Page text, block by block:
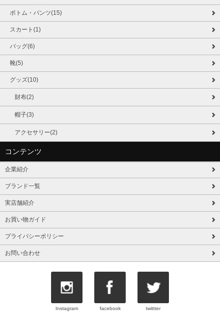
ボトム・パンツ(15)
スカート(1)
バッグ(6)
靴(5)
グッズ(10)
財布(2)
帽子(3)
アクセサリー(2)
コンテンツ
企業紹介
ブランド一覧
実店舗紹介
お買い物ガイド
プライバシーポリシー
お問い合わせ
Instagram facebook twittter